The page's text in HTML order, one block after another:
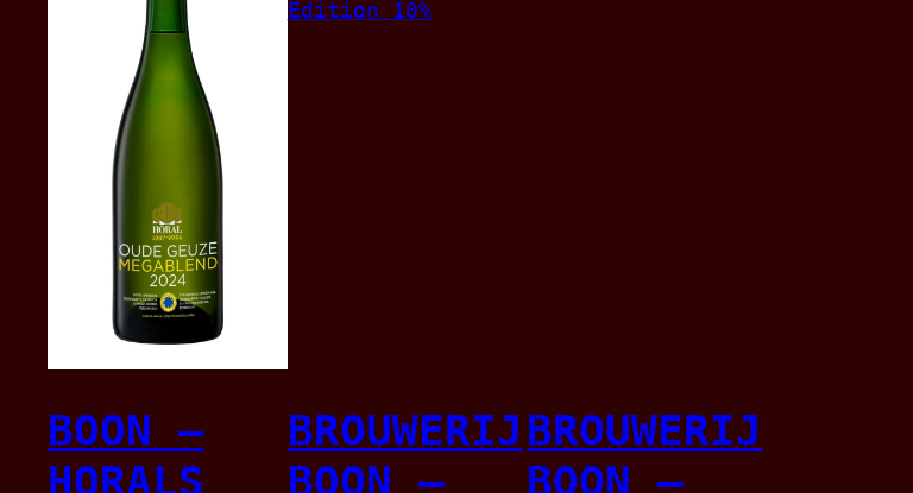
BOON –
HORALS
BROUWERIJ
BOON –
BROUWERIJ
BOON –